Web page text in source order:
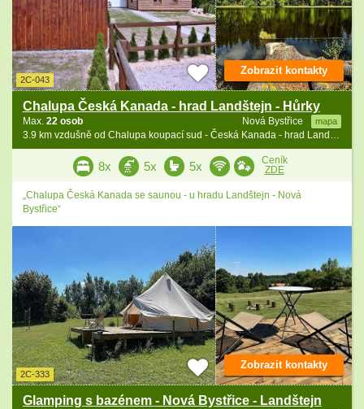
2C-043
Chalupa Česká Kanada - hrad Landštejn - Hůrky
Nová Bystřice mapa
Max. 22 osob
3.9 km vzdušně od Chalupa koupací sud - Česká Kanada - hrad Landštejn
Zobrazit kontakty
8x 5x 5x
Ceník
ZDE
„Chalupa Česká Kanada se saunou - u hradu Landštejn - Nová
Bystřice“
2C-333
Glamping s bazénem - Nová Bystřice - Landštejn
Zobrazit kontakty